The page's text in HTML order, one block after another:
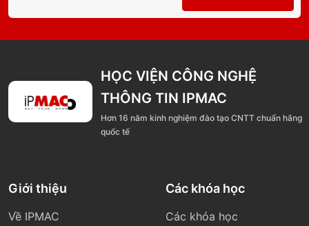
HỌC VIỆN CÔNG NGHỆ
THÔNG TIN IPMAC
Hơn 16 năm kinh nghiệm đào tạo CNTT chuẩn hãng
quốc tế
Giới thiệu
Về IPMAC
Các khóa học
Các khóa học